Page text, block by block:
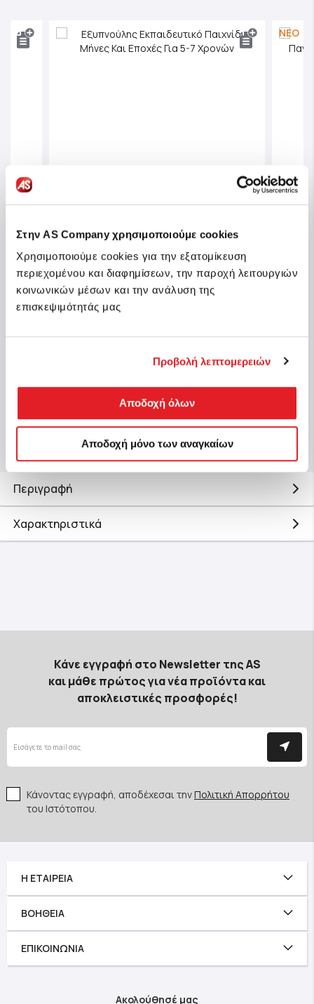
Στην AS Company χρησιμοποιούμε cookies
Χρησιμοποιούμε cookies για την εξατομίκευση
περιεχομένου και διαφημίσεων, την παροχή λειτουργιών
κοινωνικών μέσων και την ανάλυση της
επισκεψιμότητάς μας
Προβολή λεπτομερειών
Αποδοχή όλων
Αποδοχή μόνο των αναγκαίων
Εξυπνούλης Εκπαιδευτικό
Παιχνίδι Μήνες Και Εποχές Για 5-7
Χρονών
ΝΕΟ
Περιγραφή
Χαρακτηριστικά
Κάνε εγγραφή στο Newsletter της AS
και μάθε πρώτος για νέα προϊόντα και
αποκλειστικές προσφορές!
Κάνοντας εγγραφή, αποδέχεσαι τηνΠολιτική Απορρήτου
του Ιστότοπου.
Η ΕΤΑΙΡΕΊΑ
ΒΟΉΘΕΙΑ
ΕΠΙΚΟΙΝΩΝΊΑ
Ακολούθησέ μας